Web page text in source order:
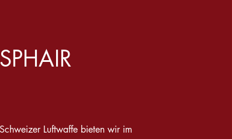
SPHAIR
Luftwaffe bieten wir im